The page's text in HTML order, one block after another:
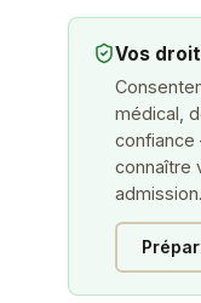
Vos
médical,
connaître
admission.